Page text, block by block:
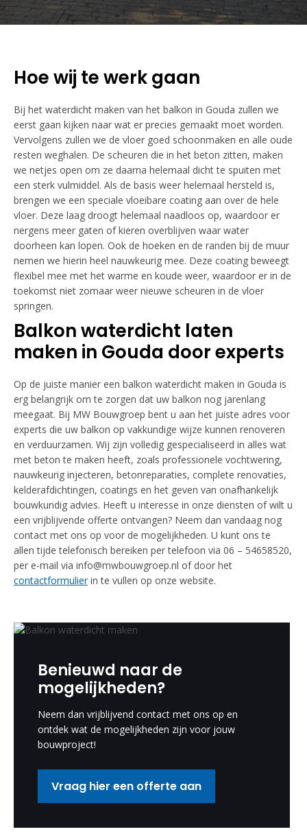
Hoe wij te werk gaan
Bij het waterdicht maken van het balkon in Gouda zullen we
eerst gaan kijken naar wat er precies gemaakt moet worden.
Vervolgens zullen we de vloer goed schoonmaken en alle oude
resten weghalen. De scheuren die in het beton zitten, maken
we netjes open om ze daarna helemaal dicht te spuiten met
een sterk vulmiddel. Als de basis weer helemaal hersteld is,
brengen we een speciale vloeibare coating aan over de hele
vloer. Deze laag droogt helemaal naadloos op, waardoor er
nergens meer gaten of kieren overblijven waar water
doorheen kan lopen. Ook de hoeken en de randen bij de muur
nemen we hierin heel nauwkeurig mee. Deze coating beweegt
flexibel mee met het warme en koude weer, waardoor er in de
toekomst niet zomaar weer nieuwe scheuren in de vloer
springen.
Balkon waterdicht laten
maken in Gouda door experts
Op de juiste manier een balkon waterdicht maken in Gouda is
erg belangrijk om te zorgen dat uw balkon nog jarenlang
meegaat. Bij MW Bouwgroep bent u aan het juiste adres voor
experts die uw balkon op vakkundige wijze kunnen renoveren
en verduurzamen. Wij zijn volledig gespecialiseerd in alles wat
met beton te maken heeft, zoals professionele vochtwering,
nauwkeurig injecteren, betonreparaties, complete renovaties,
kelderafdichtingen, coatings en het geven van onafhankelijk
bouwkundig advies. Heeft u interesse in onze diensten of wilt u
een vrijblijvende offerte ontvangen? Neem dan vandaag nog
contact met ons op voor de mogelijkheden. U kunt ons te
allen tijde telefonisch bereiken per telefoon via 06 – 54658520,
per e-mail via info@mwbouwgroep.nl of door het
contactformulierin te vullen op onze website.
Benieuwd naar de
mogelijkheden?
Neem dan vrijblijvend contact met ons op en
ontdek wat de mogelijkheden zijn voor jouw
bouwproject!
Vraag hier een offerte aan